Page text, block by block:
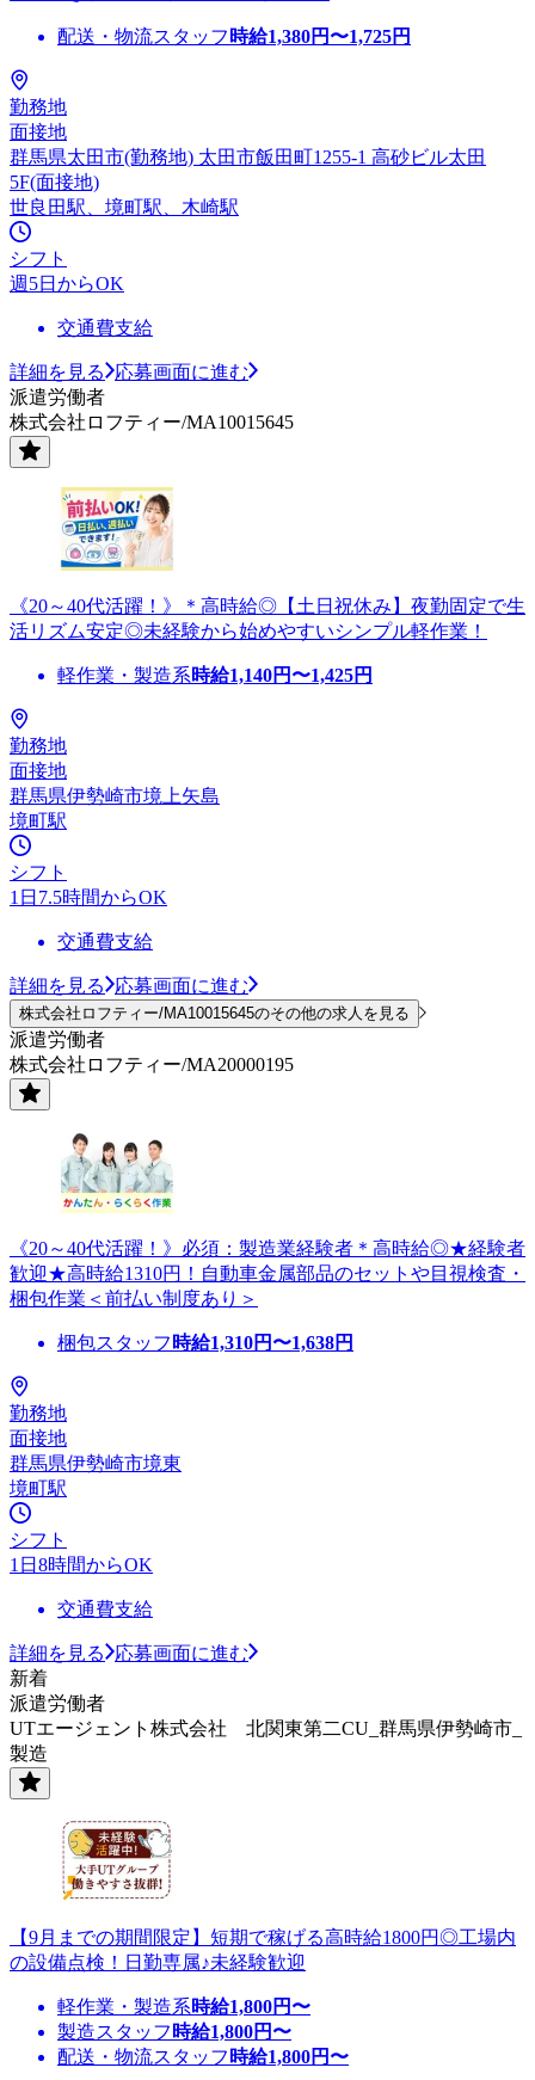
配送・物流スタッフ 時給1,380円〜1,725円
勤務地
面接地
群馬県太田市(勤務地) 太田市飯田町1255-1 高砂ビル太田
5F(面接地)
世良田駅、境町駅、木崎駅
シフト
週5日からOK
交通費支給
詳細を見る
応募画面に進む
派遣労働者
株式会社ロフティー/MA10015645
《20～40代活躍！》＊高時給◎【土日祝休み】夜勤固定で生
活リズム安定◎未経験から始めやすいシンプル軽作業！
軽作業・製造系時給1,140円〜1,425円
勤務地
面接地
群馬県伊勢崎市境上矢島
境町駅
シフト
1日7.5時間からOK
交通費支給
詳細を見る 応募画面に進む
株式会社ロフティー/MA10015645のその他の求人を見る
派遣労働者
株式会社ロフティー/MA20000195
《20～40代活躍！》必須：製造業経験者＊高時給◎★経験者
歓迎★高時給1310円！自動車金属部品のセットや目視検査・
梱包作業＜前払い制度あり＞
梱包スタッフ 時給1,310円〜1,638円
勤務地
面接地
群馬県伊勢崎市境東
境町駅
シフト
1日8時間からOK
交通費支給
詳細を見る
応募画面に進む
新着
派遣労働者
UTエージェント株式会社 北関東第二CU_群馬県伊勢崎市_
製造
【9月までの期間限定】短期で稼げる高時給1800円◎工場内
の設備点検！日勤専属♪未経験歓迎
軽作業・製造系時給1,800円〜
製造スタッフ 時給1,800円〜
配送・物流スタッフ 時給1,800円〜